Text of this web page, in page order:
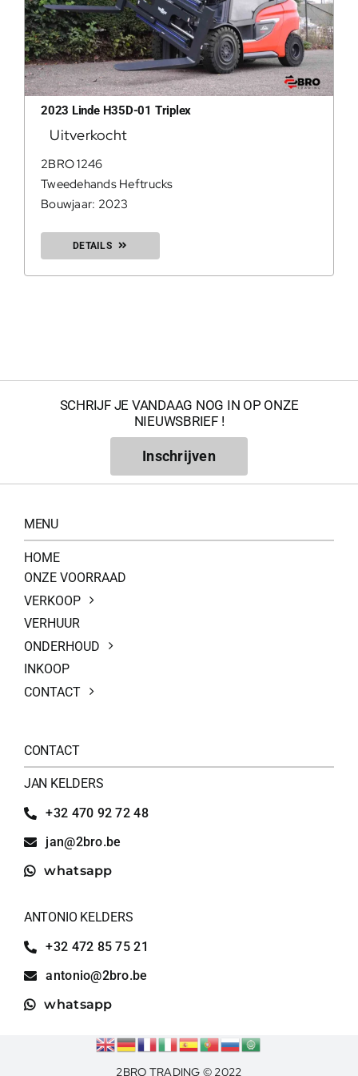
2023 Linde H35D-01 Triplex
Uitverkocht
2BRO 1246
Tweedehands Heftrucks
Bouwjaar: 2023
DETAILS
SCHRIJF JE VANDAAG NOG IN OP ONZE
NIEUWSBRIEF !
Inschrijven
MENU
HOME
ONZE VOORRAAD
VERKOOP
VERHUUR
ONDERHOUD
INKOOP
CONTACT
CONTACT
JAN KELDERS
+32 470 92 72 48
jan@2bro.be
whatsapp
ANTONIO KELDERS
+32 472 85 75 21
antonio@2bro.be
whatsapp
2BRO TRADING © 2022